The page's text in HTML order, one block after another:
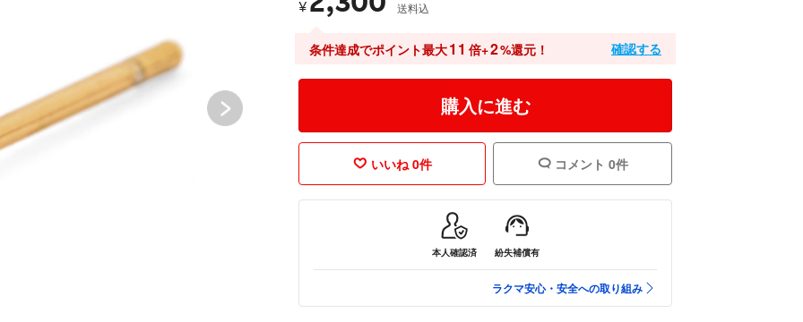
¥ 送料込
条件達成でポイント最大11 倍+2%還元！ 確認する
購入に進む
いいね 0件 コメント 0件
本人確認済 紛失補償有
ラクマ安心・安全への取り組み